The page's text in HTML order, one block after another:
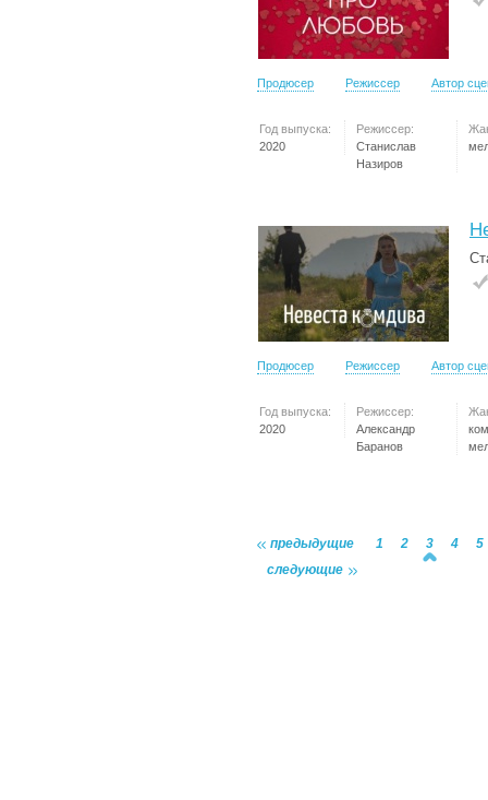
Продюсер Режиссер Автор
Год выпуска:
2020
Режиссер:
Станислав
Назиров
Продюсер Режиссер Автор
Год выпуска:
2020
Режиссер:
Александр
Баранов
предыдущие 1 2 3 4
5
следующие